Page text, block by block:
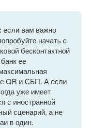
если вам важно
начать с
бесконтактной
ее
QR и СБП. А если
уже имеет
с иностранной
сценарий, а не
в один.